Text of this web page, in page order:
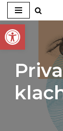
Toolbar openen
Ga
naar
de
inhoud